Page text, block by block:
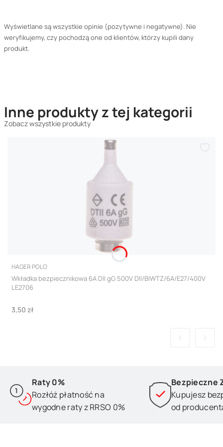
Wyświetlane są wszystkie opinie (pozytywne i negatywne). Nie
weryfikujemy, czy pochodzą one od klientów, którzy kupili dany
produkt.
Inne produkty z tej kategorii
Zobacz wszystkie produkty
PRODUCENT
HAGER POLO
Wkładka bezpiecznikowa 6A DII gG 500V DII/BIWTZ/6A/E27/400V
LE2706
Cena
3,50 zł
Raty 0%
Rozłóż płatność na
wygodne raty z RRSO 0%
Bezpieczne
Kupujesz
od